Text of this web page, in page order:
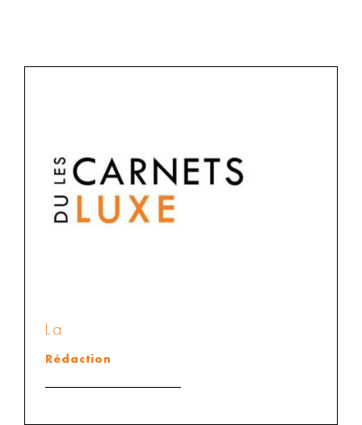
La
Rédaction